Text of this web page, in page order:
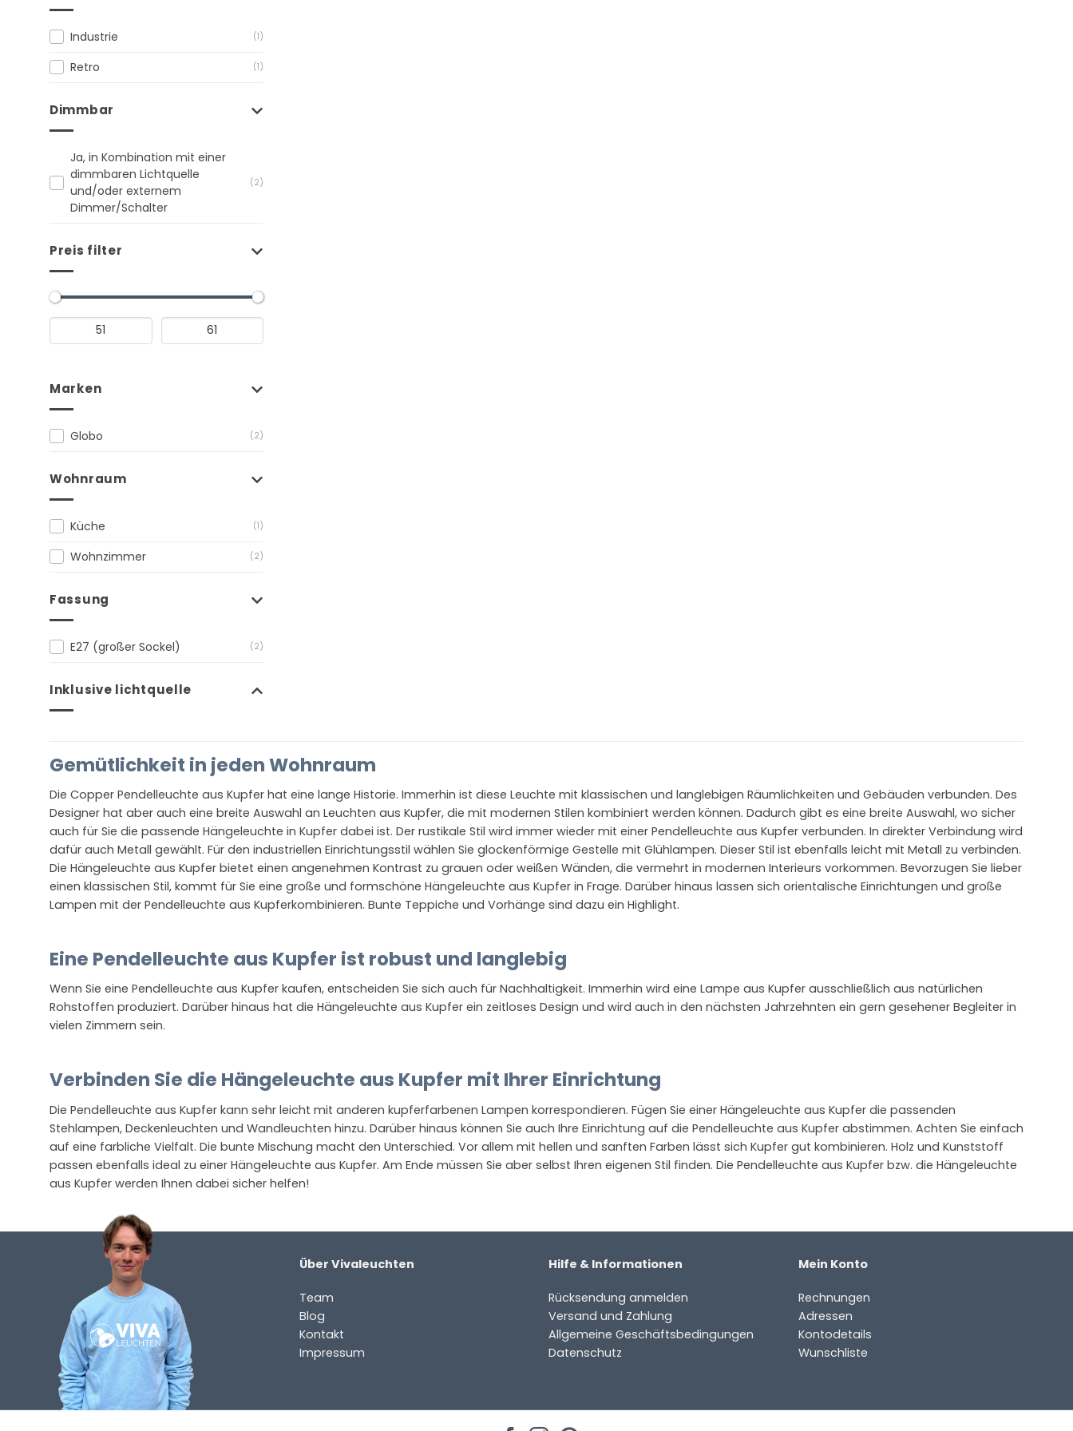
Industrie (1)
Retro (1)
Dimmbar
Ja, in Kombination mit einer
dimmbaren Lichtquelle
und/oder externem
Dimmer/Schalter
(2)
Preis filter
Marken
Globo (2)
Wohnraum
Küche (1)
Wohnzimmer (2)
Fassung
E27 (großer Sockel) (2)
Inklusive lichtquelle
Gemütlichkeit in jeden Wohnraum
Die Copper Pendelleuchte aus Kupfer hat eine lange Historie. Immerhin ist diese Leuchte mit klassischen und langlebigen Räumlichkeiten und Gebäuden verbunden. Des
Designer hat aber auch eine breite Auswahl an Leuchten aus Kupfer, die mit modernen Stilen kombiniert werden können. Dadurch gibt es eine breite Auswahl, wo sicher
auch für Sie die passende Hängeleuchte in Kupfer dabei ist. Der rustikale Stil wird immer wieder mit einer Pendelleuchte aus Kupfer verbunden. In direkter Verbindung wird
dafür auch Metall gewählt. Für den industriellen Einrichtungsstil wählen Sie glockenförmige Gestelle mit Glühlampen. Dieser Stil ist ebenfalls leicht mit Metall zu verbinden.
Die Hängeleuchte aus Kupfer bietet einen angenehmen Kontrast zu grauen oder weißen Wänden, die vermehrt in modernen Interieurs vorkommen. Bevorzugen Sie lieber
einen klassischen Stil, kommt für Sie eine große und formschöne Hängeleuchte aus Kupfer in Frage. Darüber hinaus lassen sich orientalische Einrichtungen und große
Lampen mit der Pendelleuchte aus Kupferkombinieren. Bunte Teppiche und Vorhänge sind dazu ein Highlight.
Eine Pendelleuchte aus Kupfer ist robust und langlebig
Wenn Sie eine Pendelleuchte aus Kupfer kaufen, entscheiden Sie sich auch für Nachhaltigkeit. Immerhin wird eine Lampe aus Kupfer ausschließlich aus natürlichen
Rohstoffen produziert. Darüber hinaus hat die Hängeleuchte aus Kupfer ein zeitloses Design und wird auch in den nächsten Jahrzehnten ein gern gesehener Begleiter in
vielen Zimmern sein.
Verbinden Sie die Hängeleuchte aus Kupfer mit Ihrer Einrichtung
Die Pendelleuchte aus Kupfer kann sehr leicht mit anderen kupferfarbenen Lampen korrespondieren. Fügen Sie einer Hängeleuchte aus Kupfer die passenden
Stehlampen, Deckenleuchten und Wandleuchten hinzu. Darüber hinaus können Sie auch Ihre Einrichtung auf die Pendelleuchte aus Kupfer abstimmen. Achten Sie einfach
auf eine farbliche Vielfalt. Die bunte Mischung macht den Unterschied. Vor allem mit hellen und sanften Farben lässt sich Kupfer gut kombinieren. Holz und Kunststoff
passen ebenfalls ideal zu einer Hängeleuchte aus Kupfer. Am Ende müssen Sie aber selbst Ihren eigenen Stil finden. Die Pendelleuchte aus Kupfer bzw. die Hängeleuchte
aus Kupfer werden Ihnen dabei sicher helfen!
Über Vivaleuchten
Team
Blog
Kontakt
Impressum
Hilfe & Informationen
Rücksendung anmelden
Versand und Zahlung
Allgemeine Geschäftsbedingungen
Datenschutz
Mein Konto
Rechnungen
Adressen
Kontodetails
Wunschliste